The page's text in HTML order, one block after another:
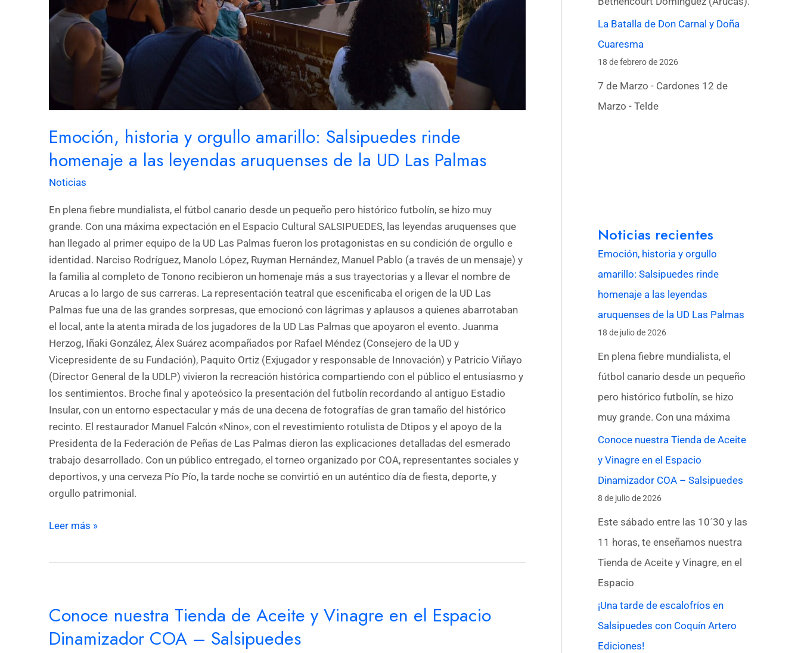
Emoción, historia y orgullo amarillo: Salsipuedes rinde
homenaje a las leyendas aruquenses de la UD Las Palmas
Noticias
En plena fiebre mundialista, el fútbol canario desde un pequeño pero histórico futbolín, se hizo muy
grande. Con una máxima expectación en el Espacio Cultural SALSIPUEDES, las leyendas aruquenses que
han llegado al primer equipo de la UD Las Palmas fueron los protagonistas en su condición de orgullo e
identidad. Narciso Rodríguez, Manolo López, Ruyman Hernández, Manuel Pablo (a través de un mensaje) y
la familia al completo de Tonono recibieron un homenaje más a sus trayectorias y a llevar el nombre de
Arucas a lo largo de sus carreras. La representación teatral que escenificaba el origen de la UD Las
Palmas fue una de las grandes sorpresas, que emocionó con lágrimas y aplausos a quienes abarrotaban
el local, ante la atenta mirada de los jugadores de la UD Las Palmas que apoyaron el evento. Juanma
Herzog, Iñaki González, Álex Suárez acompañados por Rafael Méndez (Consejero de la UD y
Vicepresidente de su Fundación), Paquito Ortiz (Exjugador y responsable de Innovación) y Patricio Viñayo
(Director General de la UDLP) vivieron la recreación histórica compartiendo con el público el entusiasmo y
los sentimientos. Broche final y apoteósico la presentación del futbolín recordando al antiguo Estadio
Insular, con un entorno espectacular y más de una decena de fotografías de gran tamaño del histórico
recinto. El restaurador Manuel Falcón «Nino», con el revestimiento rotulista de Dtipos y el apoyo de la
Presidenta de la Federación de Peñas de Las Palmas dieron las explicaciones detalladas del esmerado
trabajo desarrollado. Con un público entregado, el torneo organizado por COA, representantes sociales y
deportivos, y una cerveza Pío Pío, la tarde noche se convirtió en un auténtico día de fiesta, deporte, y
orgullo patrimonial.
la
Las
Leer más »
Conoce nuestra Tienda de Aceite y Vinagre en el Espacio
Dinamizador COA – Salsipuedes
nuestra
Tienda
de
La Batalla de Don Carnal y Doña
Cuaresma
18 de febrero de 2026
7 de Marzo - Cardones 12 de
Marzo - Telde
Noticias recientes
Emoción, historia y orgullo
amarillo: Salsipuedes rinde
homenaje a las leyendas
aruquenses de la UD Las Palmas
18 de julio de 2026
En plena fiebre mundialista, el
fútbol canario desde un pequeño
pero histórico futbolín, se hizo
muy grande. Con una máxima
Conoce nuestra Tienda de Aceite
y Vinagre en el Espacio
Dinamizador COA – Salsipuedes
8 de julio de 2026
Este sábado entre las 10´30 y las
11 horas, te enseñamos nuestra
Tienda de Aceite y Vinagre, en el
Espacio
¡Una tarde de escalofríos en
Salsipuedes con Coquín Artero
Ediciones!